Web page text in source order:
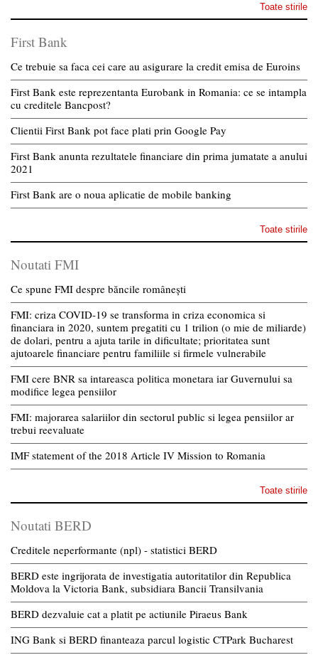
Toate stirile
First Bank
Ce trebuie sa faca cei care au asigurare la credit emisa de Euroins
First Bank este reprezentanta Eurobank in Romania: ce se intampla
cu creditele Bancpost?
Clientii First Bank pot face plati prin Google Pay
First Bank anunta rezultatele financiare din prima jumatate a anului
2021
First Bank are o noua aplicatie de mobile banking
Toate stirile
Noutati FMI
Ce spune FMI despre băncile românești
FMI: criza COVID-19 se transforma in criza economica si
financiara in 2020, suntem pregatiti cu 1 trilion (o mie de miliarde)
de dolari, pentru a ajuta tarile in dificultate; prioritatea sunt
ajutoarele financiare pentru familiile si firmele vulnerabile
FMI cere BNR sa intareasca politica monetara iar Guvernului sa
modifice legea pensiilor
FMI: majorarea salariilor din sectorul public si legea pensiilor ar
trebui reevaluate
IMF statement of the 2018 Article IV Mission to Romania
Toate stirile
Noutati BERD
Creditele neperformante (npl) - statistici BERD
BERD este ingrijorata de investigatia autoritatilor din Republica
Moldova la Victoria Bank, subsidiara Bancii Transilvania
BERD dezvaluie cat a platit pe actiunile Piraeus Bank
ING Bank si BERD finanteaza parcul logistic CTPark Bucharest